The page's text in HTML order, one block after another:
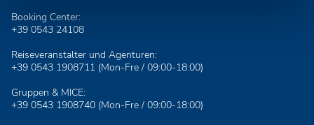
Booking Center:
+39 0543 24108
Reiseveranstalter und Agenturen:
+39 0543 1908711 (Mon-Fre / 09:00-18:00)
Gruppen & MICE:
+39 0543 1908740 (Mon-Fre / 09:00-18:00)